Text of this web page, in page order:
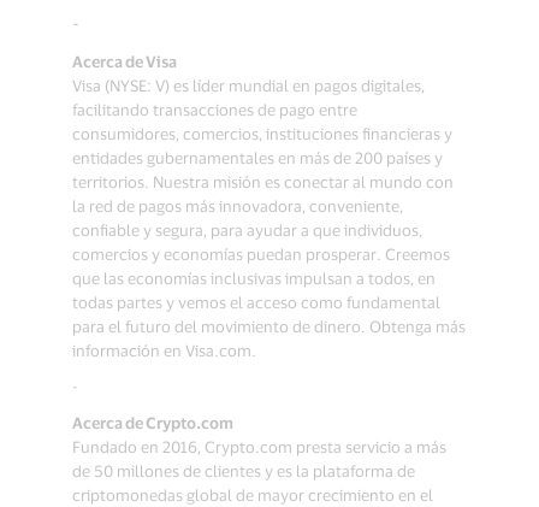
-
Acerca de Visa
Visa (NYSE: V) es líder mundial en pagos digitales,
facilitando transacciones de pago entre
consumidores, comercios, instituciones financieras y
entidades gubernamentales en más de 200 países y
territorios. Nuestra misión es conectar al mundo con
la red de pagos más innovadora, conveniente,
confiable y segura, para ayudar a que individuos,
comercios y economías puedan prosperar. Creemos
que las economías inclusivas impulsan a todos, en
todas partes y vemos el acceso como fundamental
para el futuro del movimiento de dinero. Obtenga más
información en Visa.com.
-
Acerca de Crypto.com
Fundado en 2016, Crypto.com presta servicio a más
de 50 millones de clientes y es la plataforma de
criptomonedas global de mayor crecimiento en el